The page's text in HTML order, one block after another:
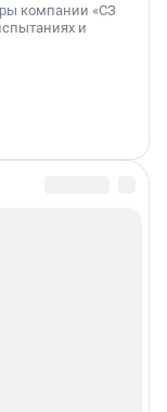
компании «СЗ
и